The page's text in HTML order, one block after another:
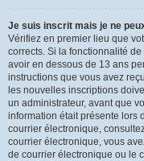
Je suis inscrit mais je ne
Vérifiez en premier lieu que
corrects. Si la fonctionnalité
avoir en dessous de 13 ans
instructions que vous avez
les nouvelles inscriptions
un administrateur, avant que
information était présente lors
courrier électronique,
courrier électronique, vous
de courrier électronique ou le